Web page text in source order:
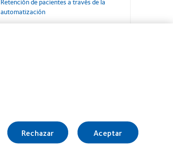
automatización
Rechazar Aceptar